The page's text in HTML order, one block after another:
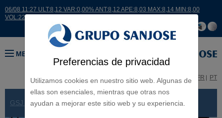
Preferencias de privacidad
Utilizamos cookies en nuestro sitio web. Algunas de
ellas son esenciales, mientras que otras nos
ayudan a mejorar este sitio web y su experiencia.
06/08 11:27 ULT:8,12 VAR:0,00% ANT:8,12 APE:8,03 MAX:8,14 MIN:8,00
VOL:22460
MENÚ
EN FR PT
GSJ EN EL MUNDO> PORTUGAL